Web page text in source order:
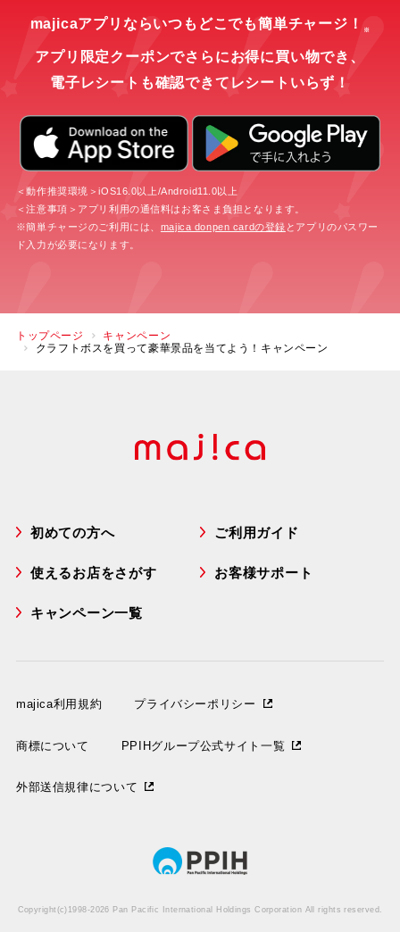
majicaアプリならいつもどこでも簡単チャージ！ ※
アプリ限定クーポンでさらにお得に買い物でき、
電子レシートも確認できてレシートいらず！
＜動作推奨環境＞iOS16.0以上/Android11.0以上
＜注意事項＞アプリ利用の通信料はお客さま負担となります。
※簡単チャージのご利用には、 majica donpen cardの登録 とアプリのパスワー
ド入力が必要になります。
トップページ
キャンペーン
クラフトボスを買って豪華景品を当てよう！キャンペーン
初めての方へ ご利用ガイド
使えるお店をさがす お客様サポート
キャンペーン一覧
majica利用規約 プライバシーポリシー
商標について PPIHグループ公式サイト一覧
外部送信規律について
Copyright(c)1998-2026 Pan Pacific International Holdings Corporation All rights reserved.